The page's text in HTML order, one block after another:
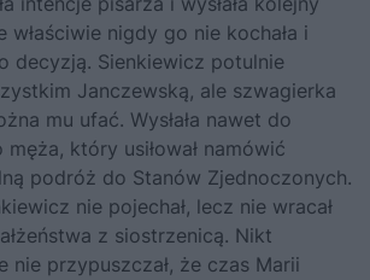
właściwie nigdy go nie kochała i
decyzją. Sienkiewicz potulnie
Janczewską, ale szwagierka
mu ufać. Wysłała nawet do
który usiłował namówić
podróż do Stanów Zjednoczonych.
nie pojechał, lecz nie wracał
z siostrzenicą. Nikt
nie przypuszczał, że czas Marii